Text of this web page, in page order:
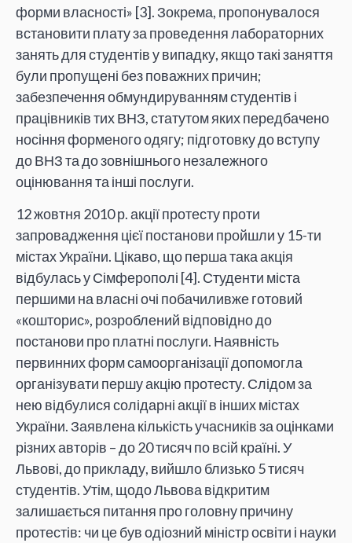
форми власності» [3]. Зокрема, пропонувалося
встановити плату за проведення лабораторних
занять для студентів у випадку, якщо такі заняття
були пропущені без поважних причин;
забезпечення обмундируванням студентів і
працівників тих ВНЗ, статутом яких передбачено
носіння форменого одягу; підготовку до вступу
до ВНЗ та до зовнішнього незалежного
оцінювання та інші послуги.
12 жовтня 2010 р. акції протесту проти
запровадження цієї постанови пройшли у 15-ти
містах України. Цікаво, що перша така акція
відбулась у Сімферополі [4]. Студенти міста
першими на власні очі побачиливже готовий
«кошторис», розроблений відповідно до
постанови про платні послуги. Наявність
первинних форм самоорганізації допомогла
організувати першу акцію протесту. Слідом за
нею відбулися солідарні акції в інших містах
України. Заявлена кількість учасників за оцінками
різних авторів – до 20 тисяч по всій країні. У
Львові, до прикладу, вийшло близько 5 тисяч
студентів. Утім, щодо Львова відкритим
залишається питання про головну причину
протестів: чи це був одіозний міністр освіти і науки